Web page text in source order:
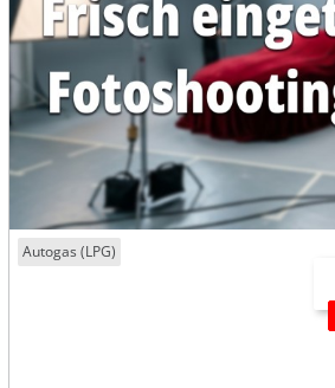
Autogas (LPG)